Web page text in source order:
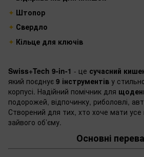
Штопор
Свердло
Кільце для ключів
Swiss+Tech 9-in-1 - це сучасний
який поєднує 9 інструментів у
корпусі. Надійний помічник для
подорожей, відпочинку, риболовлі,
Створений для тих, хто хоче мати усе
зайвого об’єму.
Основні